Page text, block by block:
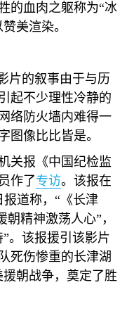
的血肉之躯称为“冰
美渲染。
片的叙事由于与历
起不少理性冷静的
络防火墙内难得一
图像比比皆是。
关报《中国纪检监
作了专访。该报在
报道称，“《长津
朝精神激荡人心”，
。该报援引该影片
死伤惨重的长津湖
朝战争，奠定了胜